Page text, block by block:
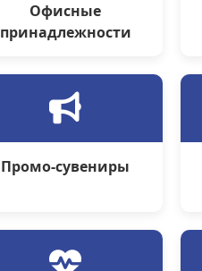
Офисные
принадлежности
Промо-сувениры